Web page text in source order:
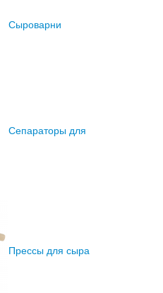
Сыроварни
Сепараторы для
Прессы для сыра